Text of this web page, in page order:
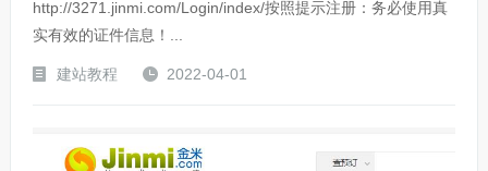
http://3271.jinmi.com/Login/index/按照提示注册：务必使用真
实有效的证件信息！...
建站教程 2022-04-01